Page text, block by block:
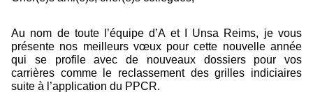
Au nom de toute l’équipe d’A et I Unsa Reims, je vous
présente nos meilleurs vœux pour cette nouvelle année
qui se profile avec de nouveaux dossiers pour vos
carrières comme le reclassement des grilles indiciaires
suite à l’application du PPCR.